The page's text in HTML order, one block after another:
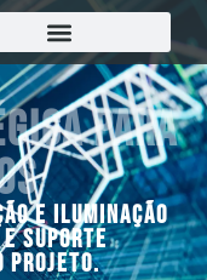
para
e iluminação
suporte
projeto.